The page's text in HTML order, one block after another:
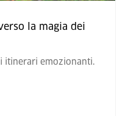
la magia dei
itinerari emozionanti.